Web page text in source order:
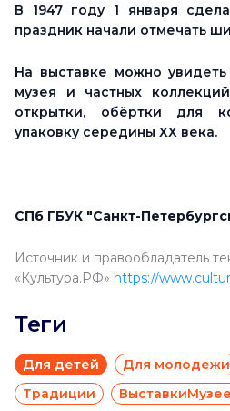
В 1947 году 1 января
праздник начали отмечать
На выставке можно
музея и частных
открытки, обёртки для
упаковку середины ХХ века.
СПб ГБУК "Санкт-
Источник и правообладатель
«Культура.РФ» https://
Теги
Для детей Для молодежи
Традиции